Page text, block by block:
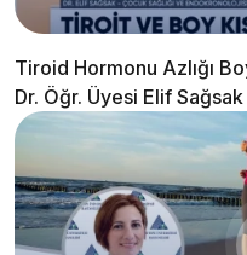
Tiroid Hormonu Azlığı
Dr. Öğr. Üyesi Elif Sağsak